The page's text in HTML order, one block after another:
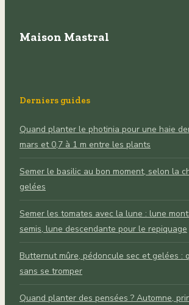
Maison Mastral
Derniers guides
Quand planter le photinia pour une haie
mars et 0,7 à 1 m entre les plants
Semer le basilic au bon moment, selon la
gelées
Semer les tomates avec la lune : lune
semis, lune descendante pour le repiquage
Butternut mûre, pédoncule sec et gelées :
sans se tromper
Quand planter des pensées ? Automne,